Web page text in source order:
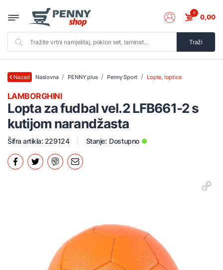
Traži
0 0,00
Nazad Naslovna PENNY plus Penny Sport Lopte, loptice
Lopta za fudbal vel.2 LFB661-2 s
kutijom narandžasta
LAMBORGHINI
Šifra artikla: 229124 Stanje: Dostupno